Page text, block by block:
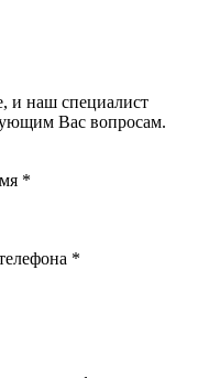
и наш специалист
Вас вопросам.
*
*